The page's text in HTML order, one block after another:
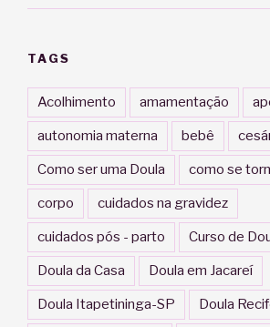
TAGS
Acolhimento amamentação
autonomia materna bebê
Como ser uma Doula como se
corpo cuidados na gravidez
cuidados pós - parto Curso de
Doula da Casa Doula em Jacareí
Doula Itapetininga-SP Doula